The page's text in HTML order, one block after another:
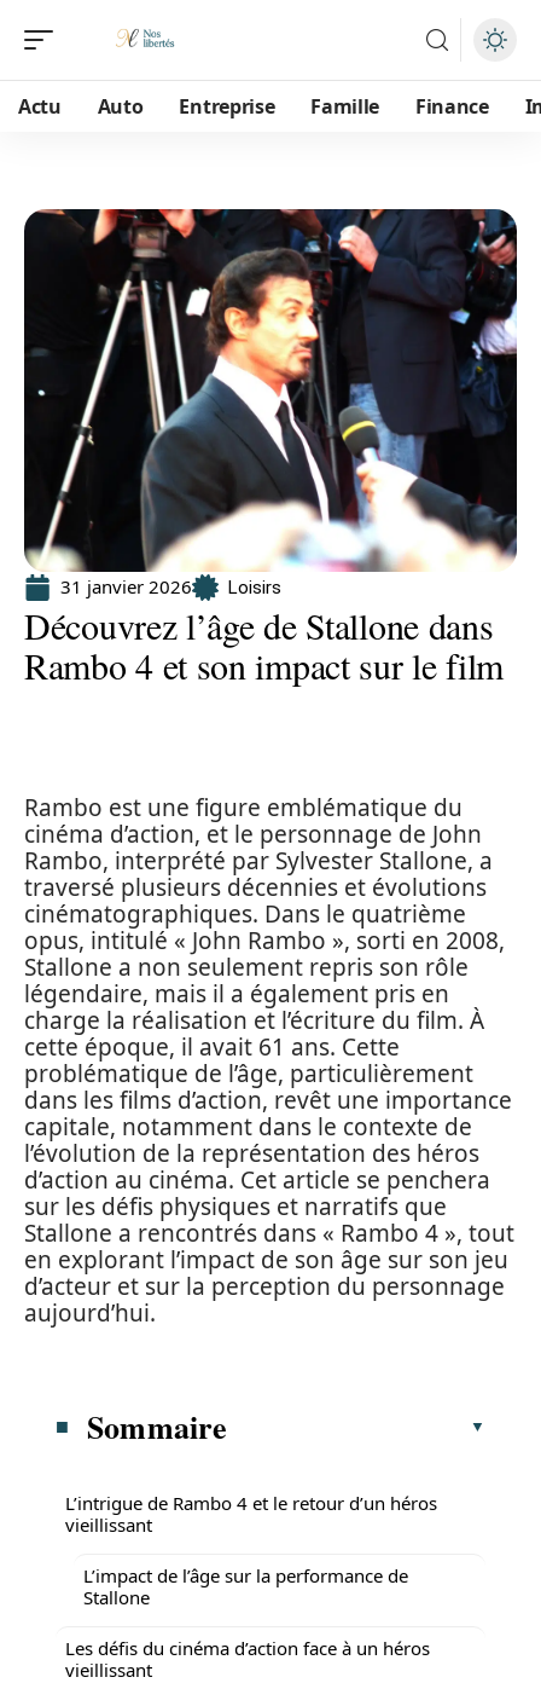
Actu Auto Entreprise Famille Finance
31 janvier 2026 Loisirs
Découvrez l’âge de Stallone dans
Rambo 4 et son impact sur le film
Rambo est une figure emblématique du
cinéma d’action, et le personnage de John
Rambo, interprété par Sylvester Stallone, a
traversé plusieurs décennies et évolutions
cinématographiques. Dans le quatrième
opus, intitulé « John Rambo », sorti en 2008,
Stallone a non seulement repris son rôle
légendaire, mais il a également pris en
charge la réalisation et l’écriture du film. À
cette époque, il avait 61 ans. Cette
problématique de l’âge, particulièrement
dans les films d’action, revêt une importance
capitale, notamment dans le contexte de
l’évolution de la représentation des héros
d’action au cinéma. Cet article se penchera
sur les défis physiques et narratifs que
Stallone a rencontrés dans « Rambo 4 », tout
en explorant l’impact de son âge sur son jeu
d’acteur et sur la perception du personnage
aujourd’hui.
Sommaire
L’intrigue de Rambo 4 et le retour d’un héros
vieillissant
L’impact de l’âge sur la performance de
Stallone
Les défis du cinéma d’action face à un héros
vieillissant